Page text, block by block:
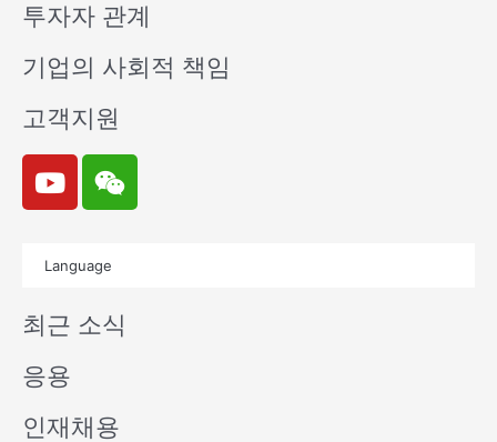
투자자 관계
기업의 사회적 책임
고객지원
Y
o
u
e
W
e
i
n
Language
최근 소식
응용
인재채용